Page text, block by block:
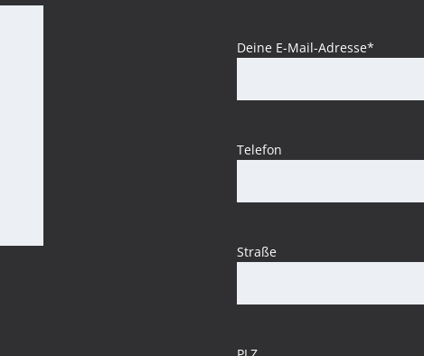
Deine E-Mail-Adresse*
Telefon
Straße